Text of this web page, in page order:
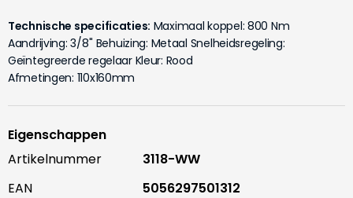
Technische specificaties: Maximaal koppel: 800 Nm
Aandrijving: 3/8'' Behuizing: Metaal Snelheidsregeling:
Geïntegreerde regelaar Kleur: Rood
Afmetingen: 110x160mm
Eigenschappen
Artikelnummer
3118-WW
EAN
5056297501312